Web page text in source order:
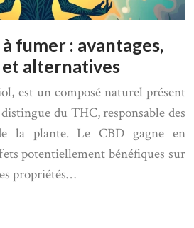
fumer : avantages,
alternatives
est un composé naturel présent
du THC, responsable des
la plante. Le CBD gagne en
potentiellement bénéfiques sur
propriétés…